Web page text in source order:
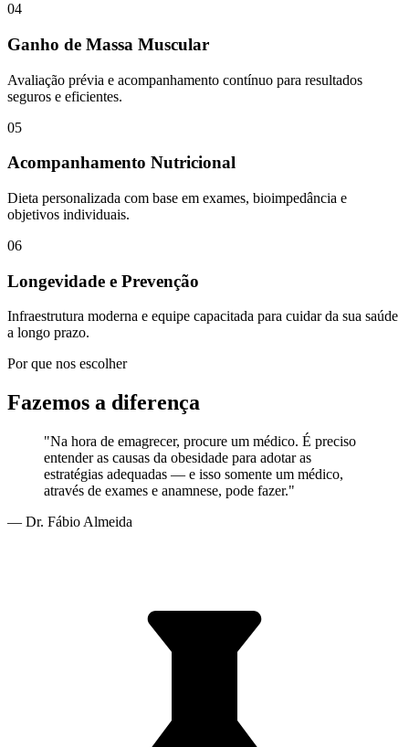
04
Ganho de Massa Muscular
Avaliação prévia e acompanhamento contínuo para resultados
seguros e eficientes.
05
Acompanhamento Nutricional
Dieta personalizada com base em exames, bioimpedância e
objetivos individuais.
06
Longevidade e Prevenção
Infraestrutura moderna e equipe capacitada para cuidar da sua saúde
a longo prazo.
Por que nos escolher
Fazemos a diferença
"Na hora de emagrecer, procure um médico. É preciso
entender as causas da obesidade para adotar as
estratégias adequadas — e isso somente um médico,
através de exames e anamnese, pode fazer."
— Dr. Fábio Almeida